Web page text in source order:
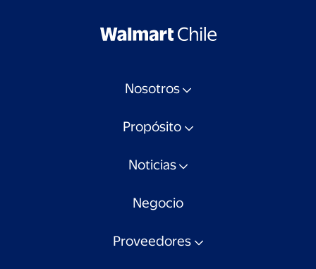
Nosotros
Propósito
Noticias
Negocio
Proveedores